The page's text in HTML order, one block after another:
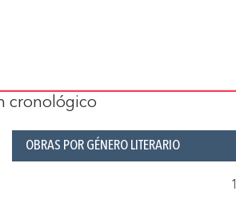
cronológico
OBRAS POR GÉNERO LITERARIO